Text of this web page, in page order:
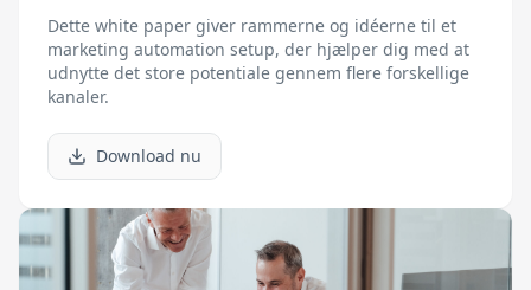
Dette white paper giver rammerne og idéerne til et
marketing automation setup, der hjælper dig med at
udnytte det store potentiale gennem flere forskellige
kanaler.
Download nu